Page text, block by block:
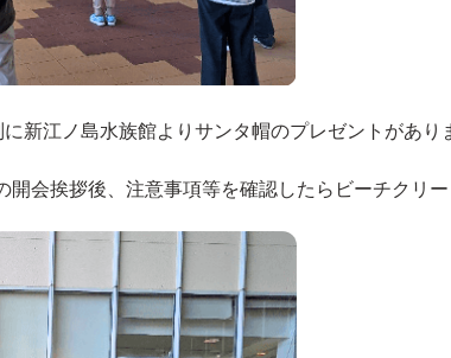
新江ノ島水族館よりサンタ帽のプレゼントがあり
開会挨拶後、注意事項等を確認したらビーチクリ